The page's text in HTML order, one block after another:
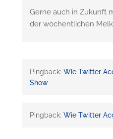
Gerne auch in Zukunft
der wöchentlichen
Pingback:Wie Twitter
Show
Pingback:Wie Twitter